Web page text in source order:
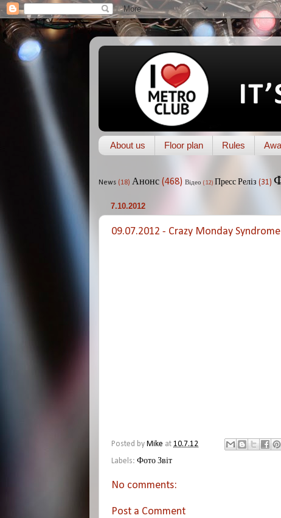
About us Floor plan Rules
News (18) Анонс (468) Відео (12) Пресс Реліз (31)
7.10.2012
09.07.2012 - Crazy Monday
Posted by Mike at 10.7.12
Labels: Фото Звіт
No comments:
Post a Comment